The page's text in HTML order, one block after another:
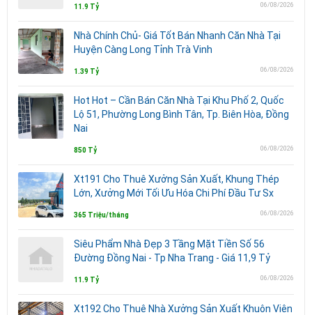
11.9 Tỷ 06/08/2026
Nhà Chính Chủ- Giá Tốt Bán Nhanh Căn Nhà Tại
Huyện Càng Long Tỉnh Trà Vinh
1.39 Tỷ 06/08/2026
Hot Hot – Cần Bán Căn Nhà Tại Khu Phố 2, Quốc
Lộ 51, Phường Long Bình Tân, Tp. Biên Hòa, Đồng
Nai
850 Tỷ 06/08/2026
Xt191 Cho Thuê Xưởng Sản Xuất, Khung Thép
Lớn, Xưởng Mới Tối Ưu Hóa Chi Phí Đầu Tư Sx
365 Triệu/tháng 06/08/2026
Siêu Phẩm Nhà Đẹp 3 Tầng Mặt Tiền Số 56
Đường Đồng Nai - Tp Nha Trang - Giá 11,9 Tỷ
11.9 Tỷ 06/08/2026
Xt192 Cho Thuê Nhà Xưởng Sản Xuất Khuôn Viên